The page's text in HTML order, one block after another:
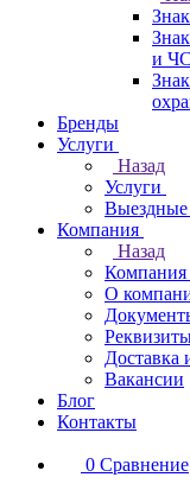
и ЧС
Бренды
Услуги
Назад
Услуги
Выездные
Компания
Назад
Компания
О
Доставка
Вакансии
Блог
Контакты
0 Сравнение